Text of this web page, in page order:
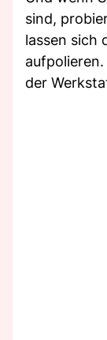
sind,
lassen sich
der